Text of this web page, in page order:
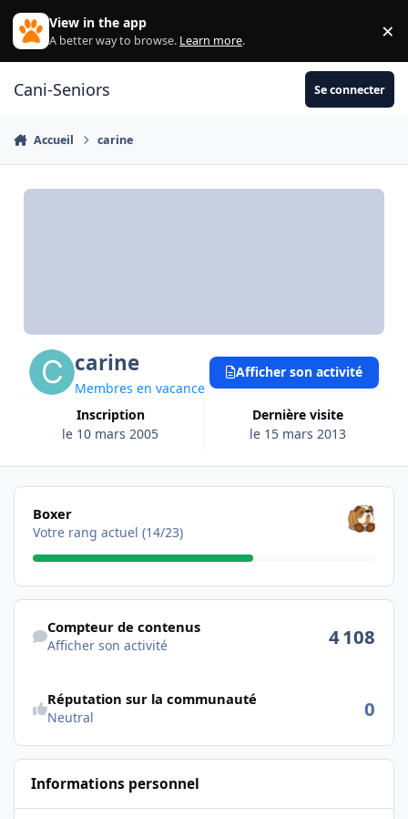
Aller au contenu
View in the app
A better way to browse. Learn more. ×
Cani-Seniors Se connecter
Accueil carine
carine
Membres en vacance
Inscription
le 10 mars 2005
Dernière visite
le 15 mars 2013
Afficher son activité
Les voir tous
Boxer
Votre rang actuel (14/23)
Afficher son activité
Compteur de contenus
Afficher son activité 4 108
Réputation sur la communauté
Neutral 0
Informations personnel